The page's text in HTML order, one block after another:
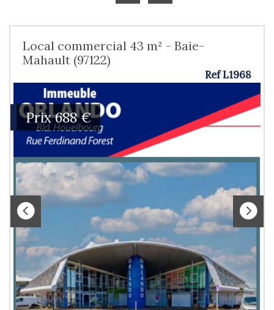
Local commercial 43 m² - Baie-
Mahault (97122)
Ref L1968
Prix688 €